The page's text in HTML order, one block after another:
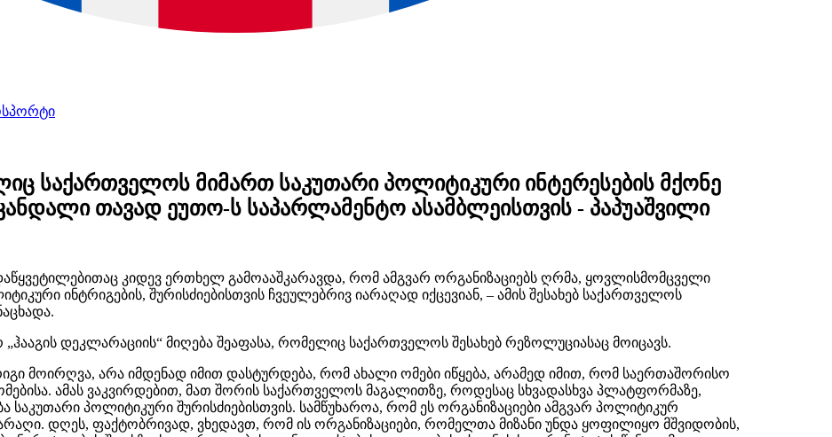
სპორტი
საქართველოს მიმართ საკუთარი პოლიტიკური ინტერესების მქონე
თავად ეუთო-ს საპარლამენტო ასამბლეისთვის - პაპუაშვილი
კიდევ ერთხელ გამოააშკარავდა, რომ ამგვარ ორგანიზაციებს ღრმა, ყოვლისმომცველი
ინტრიგების, შურისძიებისთვის ჩვეულებრივ იარაღად იქცევიან, – ამის შესახებ საქართველოს
დეკლარაციის“ მიღება შეაფასა, რომელიც საქართველოს შესახებ რეზოლუციასაც მოიცავს.
მოირღვა, არა იმდენად იმით დასტურდება, რომ ახალი ომები იწყება, არამედ იმით, რომ საერთაშორისო
ამას ვაკვირდებით, მათ შორის საქართველოს მაგალითზე, როდესაც სხვადასხვა პლატფორმაზე,
საკუთარი პოლიტიკური შურისძიებისთვის. სამწუხაროა, რომ ეს ორგანიზაციები ამგვარ პოლიტიკურ
დღეს, ფაქტობრივად, ვხედავთ, რომ ის ორგანიზაციები, რომელთა მიზანი უნდა ყოფილიყო მშვიდობის,